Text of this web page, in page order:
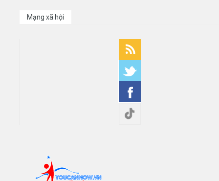
Mạng xã hội